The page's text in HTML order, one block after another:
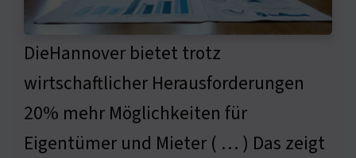
DieHannover bietet trotz
wirtschaftlicher Herausforderungen
20% mehr Möglichkeiten für
Eigentümer und Mieter ( … ) Das zeigt